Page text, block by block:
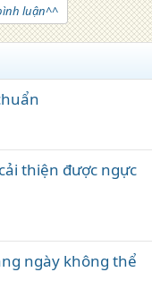
luận^^
thiện được ngực
ngày không thể